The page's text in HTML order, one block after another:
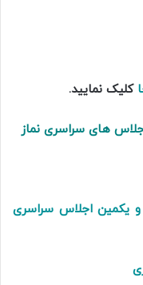
کلیک نمایید.
های سراسری نماز
و یکمین اجلاس سراسری